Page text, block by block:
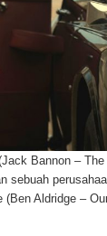
Bannon –
Aldridge –